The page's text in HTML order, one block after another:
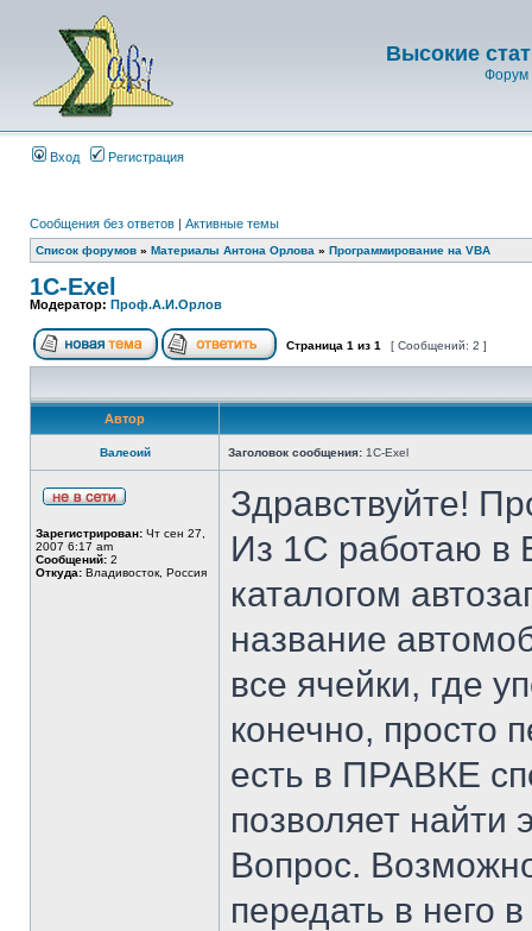
Высокие
Форум
Вход Регистрация
Сообщения без ответов | Активные темы
Список форумов » Материалы Антона Орлова » Программирование на VBA
1C-Exel
Модератор: Проф.А.И.Орлов
Страница 1 из 1 [ Сообщений: 2 ]
Автор
Валеоий Заголовок сообщения: 1C-Exel
Зарегистрирован: Чт сен 27,
2007 6:17 am
Сообщений: 2
Откуда: Владивосток, Россия
Здравствуйте!
Из 1С работаю в
каталогом
название
все ячейки, где
конечно, просто
есть в ПРАВКЕ
позволяет найти
Вопрос.
передать в него